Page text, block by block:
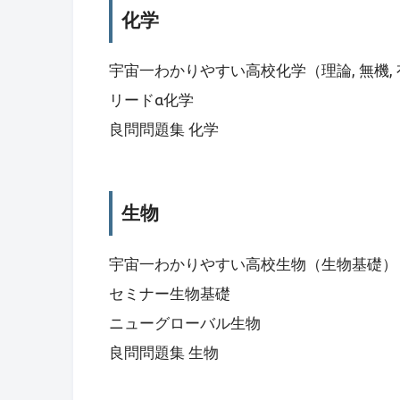
化学
宇宙一わかりやすい高校化学（理論, 無機,
リードα化学
良問問題集 化学
生物
宇宙一わかりやすい高校生物（生物基礎）
セミナー生物基礎
ニューグローバル生物
良問問題集 生物